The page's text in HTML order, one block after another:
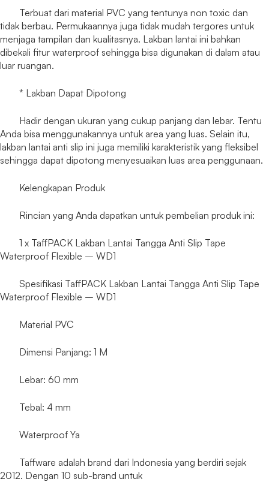
Terbuat dari material PVC yang tentunya non toxic dan
tidak berbau. Permukaannya juga tidak mudah tergores untuk
menjaga tampilan dan kualitasnya. Lakban lantai ini bahkan
dibekali fitur waterproof sehingga bisa digunakan di dalam atau
luar ruangan.
* Lakban Dapat Dipotong
Hadir dengan ukuran yang cukup panjang dan lebar. Tentu
Anda bisa menggunakannya untuk area yang luas. Selain itu,
lakban lantai anti slip ini juga memiliki karakteristik yang fleksibel
sehingga dapat dipotong menyesuaikan luas area penggunaan.
Kelengkapan Produk
Rincian yang Anda dapatkan untuk pembelian produk ini:
1 x TaffPACK Lakban Lantai Tangga Anti Slip Tape
Waterproof Flexible – WD1
Spesifikasi TaffPACK Lakban Lantai Tangga Anti Slip Tape
Waterproof Flexible – WD1
Material PVC
Dimensi Panjang: 1 M
Lebar: 60 mm
Tebal: 4 mm
Waterproof Ya
Taffware adalah brand dari Indonesia yang berdiri sejak
2012. Dengan 10 sub-brand untuk